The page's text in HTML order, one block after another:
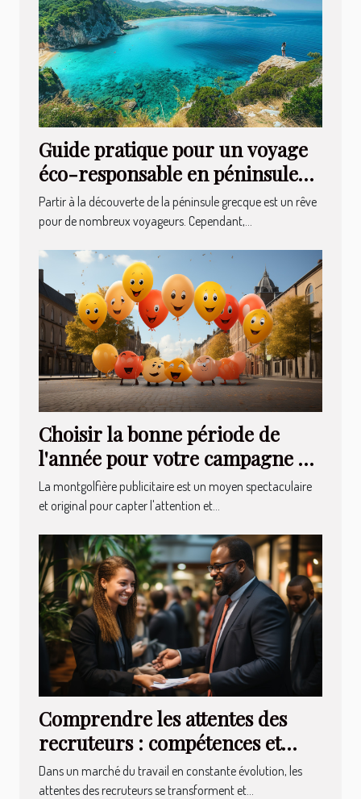
Guide pratique pour un voyage
éco-responsable en péninsule
grecque
Partir à la découverte de la péninsule grecque est un rêve
pour de nombreux voyageurs. Cependant,...
Choisir la bonne période de
l'année pour votre campagne en
montgolfière publicitaire
La montgolfière publicitaire est un moyen spectaculaire
et original pour capter l'attention et...
Comprendre les attentes des
recruteurs : compétences et
qualités recherchées
Dans un marché du travail en constante évolution, les
attentes des recruteurs se transforment et...